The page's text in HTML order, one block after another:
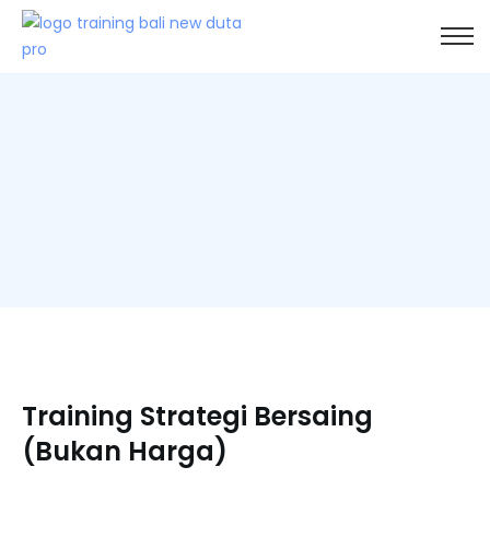
Training Strategi Bersaing
(Bukan Harga)